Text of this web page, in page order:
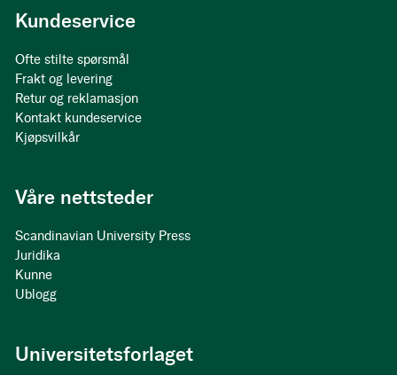
Kundeservice
Ofte stilte spørsmål
Frakt og levering
Retur og reklamasjon
Kontakt kundeservice
Kjøpsvilkår
Våre nettsteder
Scandinavian University Press
Juridika
Kunne
Ublogg
Universitetsforlaget